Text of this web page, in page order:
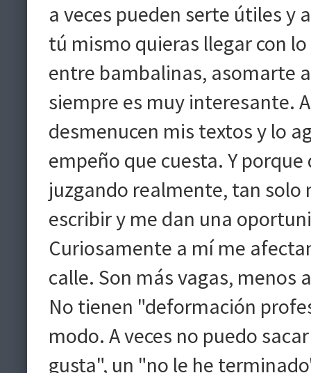
a veces pueden serte útiles y
tú mismo quieras llegar con
entre bambalinas, asomarte
siempre es muy interesante.
desmenucen mis textos y lo
empeño que cuesta. Y
juzgando realmente, tan
escribir y me dan una
Curiosamente a mí me
calle. Son más vagas, menos
No tienen "deformación
modo. A veces no puedo
gusta", un "no le he